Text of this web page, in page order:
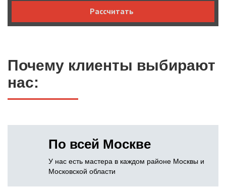
Рассчитать
Почему клиенты выбирают
нас:
По всей Москве
У нас есть мастера в каждом районе Москвы и
Московской области